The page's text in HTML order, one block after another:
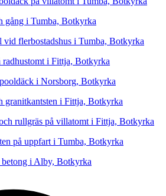
gång i Tumba, Botkyrka
vid flerbostadshus i Tumba, Botkyrka
radhustomt i Fittja, Botkyrka
i Norsborg, Botkyrka
granitkantsten i Fittja, Botkyrka
rullgräs på villatomt i Fittja, Botkyrka
på uppfart i Tumba, Botkyrka
betong i Alby, Botkyrka